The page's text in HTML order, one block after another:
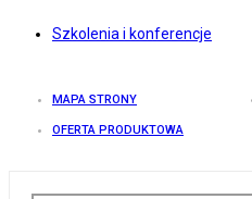
Szkolenia i konferencje
MAPA STRONY
OFERTA PRODUKTOWA